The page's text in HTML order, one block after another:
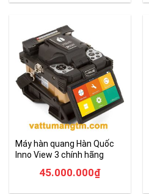
Máy hàn quang Hàn Quốc
Inno View 3 chính hãng
45.000.000₫